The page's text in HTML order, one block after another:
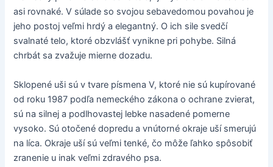
asi rovnaké. V súlade so svojou sebavedomou povahou je
jeho postoj veľmi hrdý a elegantný. O ich sile svedčí
svalnaté telo, ktoré obzvlášť vynikne pri pohybe. Silná
chrbát sa zvažuje mierne dozadu.
Sklopené uši sú v tvare písmena V, ktoré nie sú kupírované
od roku 1987 podľa nemeckého zákona o ochrane zvierat,
sú na silnej a podlhovastej lebke nasadené pomerne
vysoko. Sú otočené dopredu a vnútorné okraje uší smerujú
na líca. Okraje uší sú veľmi tenké, čo môže ľahko spôsobiť
zranenie u inak veľmi zdravého psa.